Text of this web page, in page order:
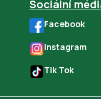
Sociální
Facebook
Instagram
Tik Tok